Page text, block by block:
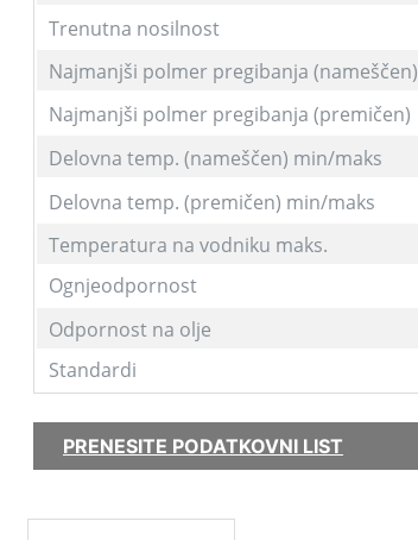
Trenutna nosilnost
Najmanjši polmer pregibanja (nameščen)
Najmanjši polmer pregibanja (premičen)
Delovna temp. (nameščen) min/maks
Delovna temp. (premičen) min/maks
Temperatura na vodniku maks.
Ognjeodpornost
Odpornost na olje
Standardi
PRENESITE PODATKOVNI LIST